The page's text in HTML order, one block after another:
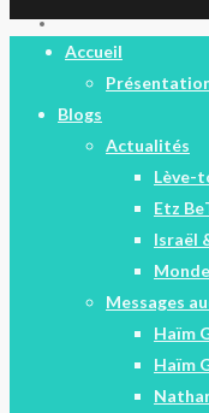
facebook
Close
Menu
Accueil
Blogs
Actualités
Lève-
Etz
Israël
Monde
Messages
Haïm
Haïm